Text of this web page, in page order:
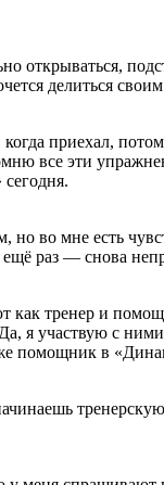
открываться,
делиться
приехал,
все эти
во мне есть
раз — снова
как тренер и
я участвую с
помощник в